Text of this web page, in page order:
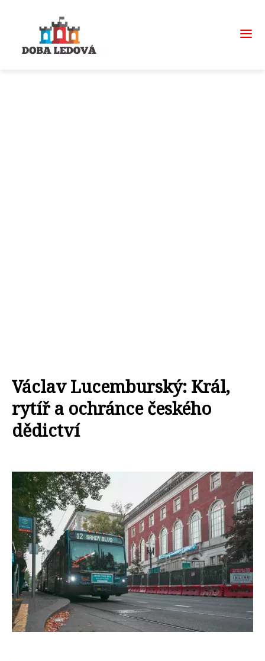
Václav Lucemburský: Král,
rytíř a ochránce českého
dědictví